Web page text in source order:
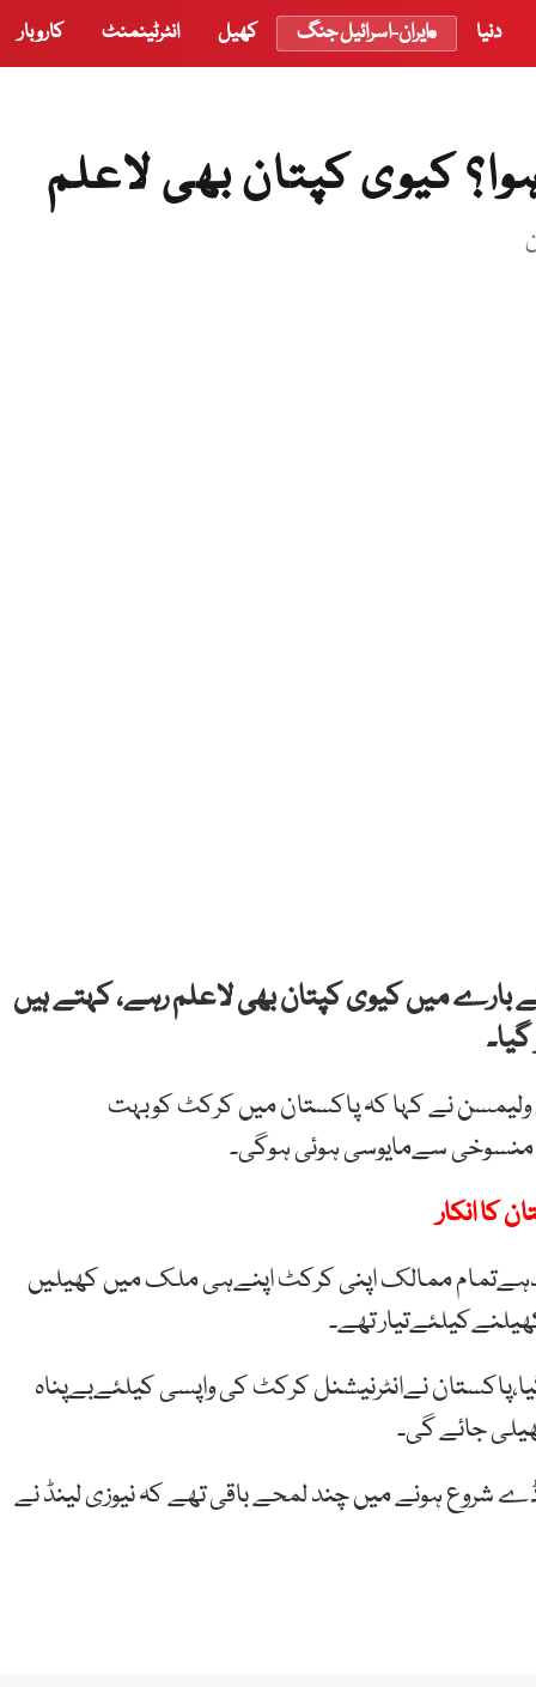
دنیا ایران-اسرائیل جنگ کھیل انٹرٹینمنٹ کاروبار
کیوی کپتان بھی لاعلم
بارے میں کیوی کپتان بھی لاعلم رہے، کہتے ہیں
ولیمسن نے کہا کہ پاکستان میں کرکٹ کوبہت
منسوخی سےمایوسی ہوئی ہوگی۔
کا انکار
ممالک اپنی کرکٹ اپنےہی ملک میں کھیلیں
تھے۔
نےانٹرنیشنل کرکٹ کی واپسی کیلئےبےپناہ
جائے گی۔
ڈے شروع ہونے میں چند لمحے باقی تھے کہ نیوزی لینڈ نے